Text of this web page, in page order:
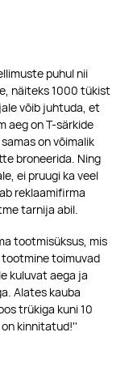
puhul nii
näiteks 1000 tükist
võib juhtuda, et
aeg on T-särkide
on võimalik
broneerida. Ning
ei pruugi ka veel
reklaamifirma
tarnija abil.
tootmisüksus, mis
tootmine toimuvad
kuluvat aega ja
Alates kauba
trükiga kuni 10
kinnitatud!''